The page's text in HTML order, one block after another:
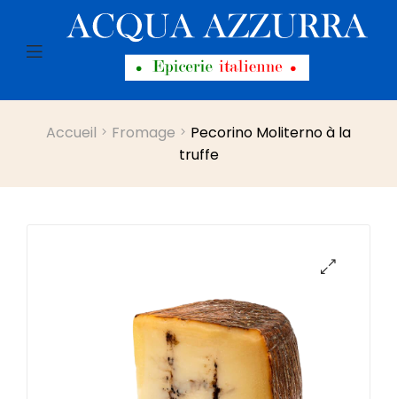
Menu
Accueil Fromage
Pecorino Moliterno à la
truffe